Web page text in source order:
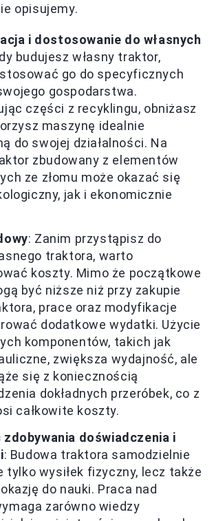
opisujemy.
i dostosowanie do własnych
budujesz własny traktor,
go do specyficznych
gospodarstwa.
części z recyklingu, obniżasz
maszynę idealnie
do swojej działalności. Na
zbudowany z elementów
ze złomu może okazać się
jak i ekonomicznie
: Zanim przystąpisz do
traktora, warto
koszty. Mimo że początkowe
być niższe niż przy zakupie
prace oraz modyfikacje
dodatkowe wydatki. Użycie
komponentów, takich jak
zwiększa wydajność, ale
się z koniecznością
dokładnych przeróbek, co z
całkowite koszty.
doświadczenia i
: Budowa traktora samodzielnie
tylko wysiłek fizyczny, lecz także
do nauki. Praca nad
zarówno wiedzy